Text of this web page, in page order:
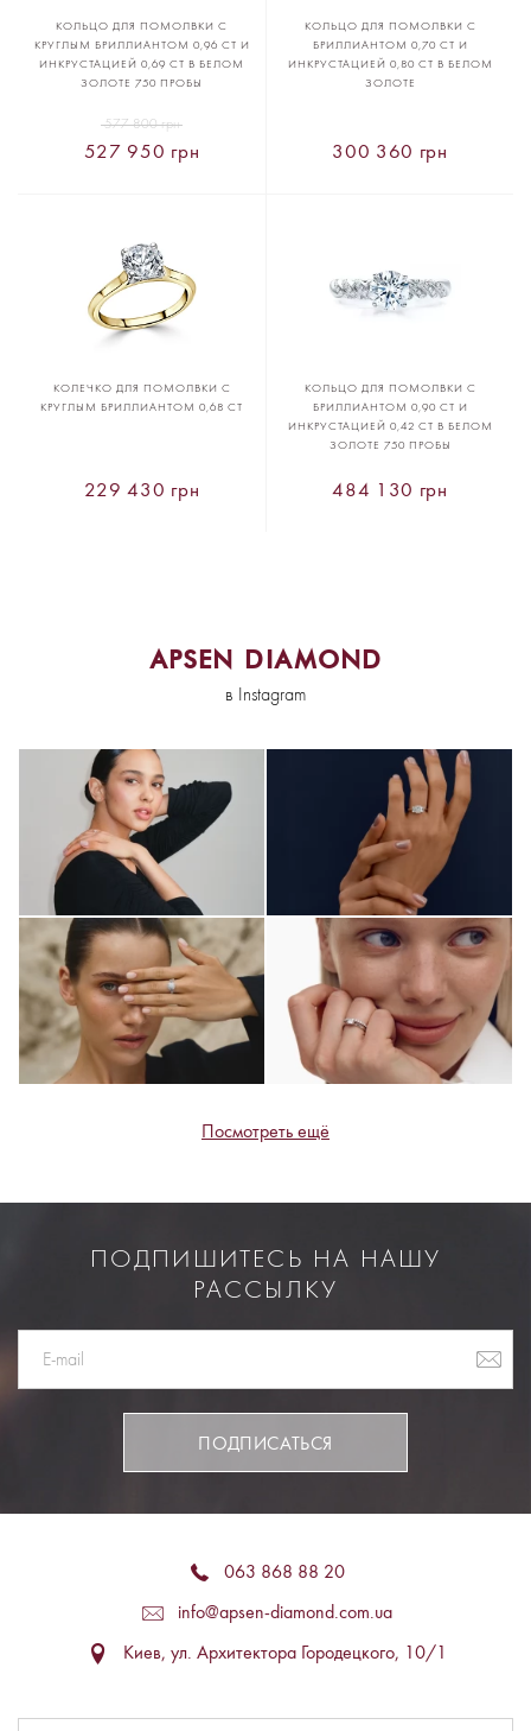
КОЛЬЦО ДЛЯ ПОМОЛВКИ С
КРУГЛЫМ БРИЛЛИАНТОМ 0,96 CT И
ИНКРУСТАЦИЕЙ 0,69 CT В БЕЛОМ
ЗОЛОТЕ 750 ПРОБЫ
527 950 грн
577 800 грн
КОЛЬЦО ДЛЯ ПОМОЛВКИ С
БРИЛЛИАНТОМ 0,70 CT И
ИНКРУСТАЦИЕЙ 0,80 CT В БЕЛОМ
ЗОЛОТЕ
300 360 грн
КОЛЕЧКО ДЛЯ ПОМОЛВКИ С
КРУГЛЫМ БРИЛЛИАНТОМ 0,68 CT
229 430 грн
КОЛЬЦО ДЛЯ ПОМОЛВКИ С
БРИЛЛИАНТОМ 0,90 CT И
ИНКРУСТАЦИЕЙ 0,42 CT В БЕЛОМ
ЗОЛОТЕ 750 ПРОБЫ
484 130 грн
APSEN DIAMOND
в Instagram
Посмотреть ещё
ПОДПИШИТЕСЬ НА НАШУ
РАССЫЛКУ
ПОДПИСАТЬСЯ
063 868 88 20
info@apsen-diamond.com.ua
Киев, ул. Архитектора Городецкого, 10/1